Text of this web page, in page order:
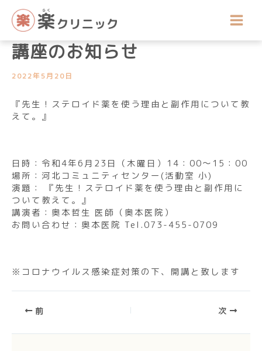
ス
講座開催のお知らせ
令和4年6月の公開医療健康
講座のお知らせ
2022年5月20日
『先生！ステロイド薬を使う理由と副作用について教
えて。』
日時：令和4年6月23日（木曜日）14：00～15：00
場所：河北コミュニティセンター(活動室 小)
演題： 『先生！ステロイド薬を使う理由と副作用に
ついて教えて。』
講演者：奥本哲生 医師（奥本医院）
お問い合わせ：奥本医院 Tel.073-455-0709
※コロナウイルス感染症対策の下、開講と致します
前 次